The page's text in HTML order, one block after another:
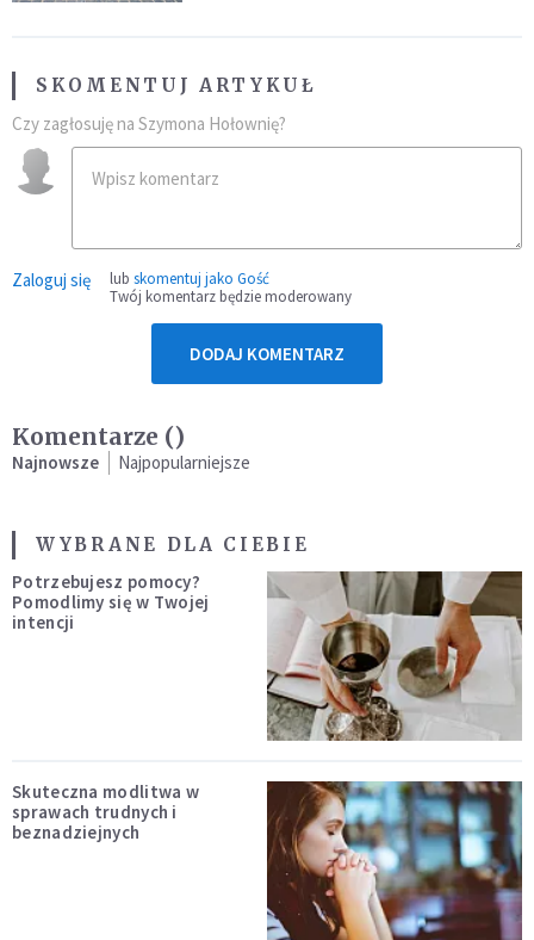
SKOMENTUJ ARTYKUŁ
Czy zagłosuję na Szymona Hołownię?
Zaloguj się lub skomentuj jako Gość
Twój komentarz będzie moderowany
DODAJ KOMENTARZ
Komentarze ()
Najnowsze Najpopularniejsze
WYBRANE DLA CIEBIE
Potrzebujesz pomocy?
Pomodlimy się w Twojej
intencji
Skuteczna modlitwa w
sprawach trudnych i
beznadziejnych